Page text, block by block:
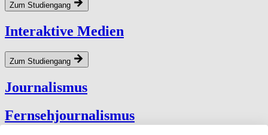
Zum Studiengang
Interaktive Medien
Zum Studiengang
Jour­nal­is­mus
Fernsehjournalismus